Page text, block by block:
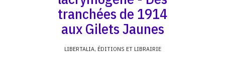
tranchées de 1914
aux Gilets Jaunes
LIBERTALIA, ÉDITIONS ET LIBRAIRIE